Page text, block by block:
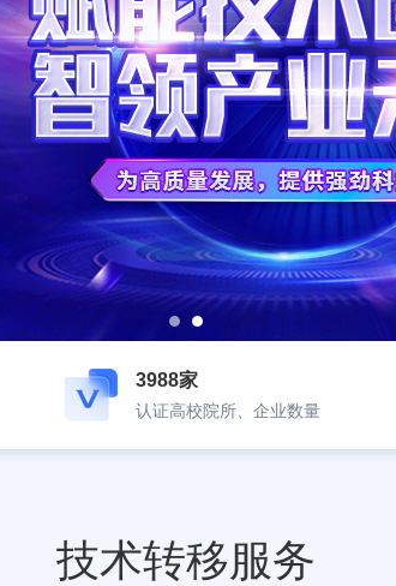
3988家
认证高校院所、企业数量
技术转移服务